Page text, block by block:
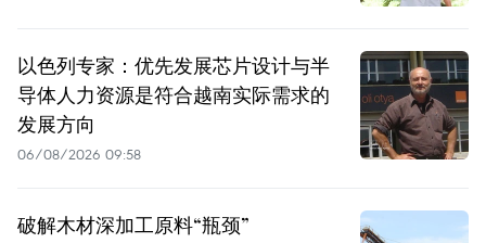
以色列专家：优先发展芯片设计与半
导体人力资源是符合越南实际需求的
发展方向
06/08/2026 09:58
破解木材深加工原料“瓶颈”